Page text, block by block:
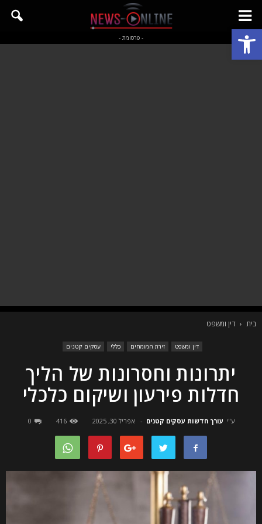
פתח סרגל נגישות - פרסומת -
בית דין ומשפט
דין ומשפט זירת המומחים כללי עסקים קטנים
יתרונות וחסרונות של הליך
חדלות פירעון ושיקום כלכלי
ע"י עורך חדשות עסקים קטנים - אפריל 30, 2025 416
0